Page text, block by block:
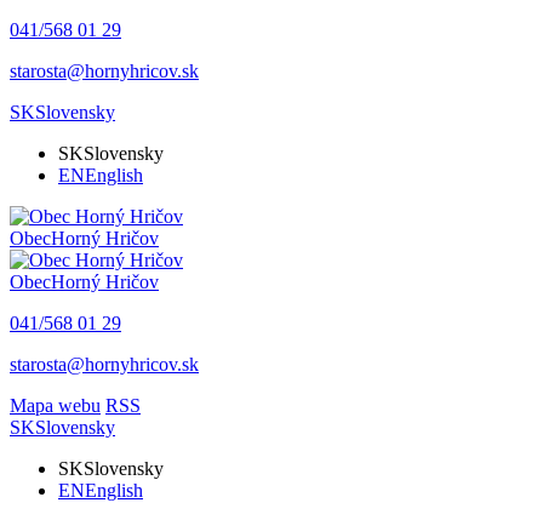
041/568 01 29
starosta@hornyhricov.sk
SKSlovensky
SKSlovensky
ENEnglish
ObecHorný Hričov
ObecHorný Hričov
041/568 01 29
starosta@hornyhricov.sk
Mapa webu RSS
SKSlovensky
SKSlovensky
ENEnglish